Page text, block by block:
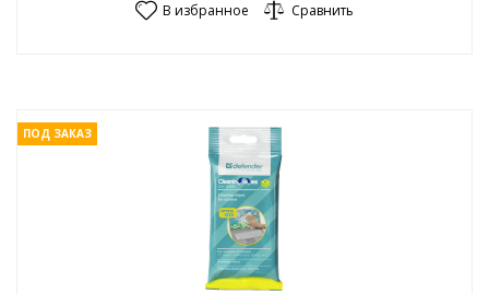
В избранное Сравнить
ПОД ЗАКАЗ